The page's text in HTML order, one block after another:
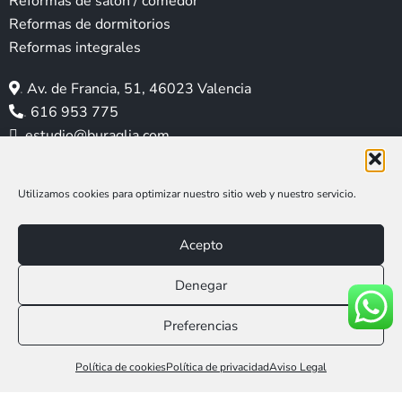
Utilizamos cookies para optimizar nuestro sitio web y nuestro servicio.
Acepto
Denegar
Preferencias
Política de cookiesPolítica de privacidadAviso Legal
g
r
a
m
o
o
k
d
i
n
r
e
s
t
b
e
Reformas de dormitorios
Reformas integrales
. Av. de Francia, 51, 46023 Valencia
. 616 953 775
.estudio@buraglia.com
Política de privacidad Política de cookies
Web Social Media MAR
Llámanos 616 953 775